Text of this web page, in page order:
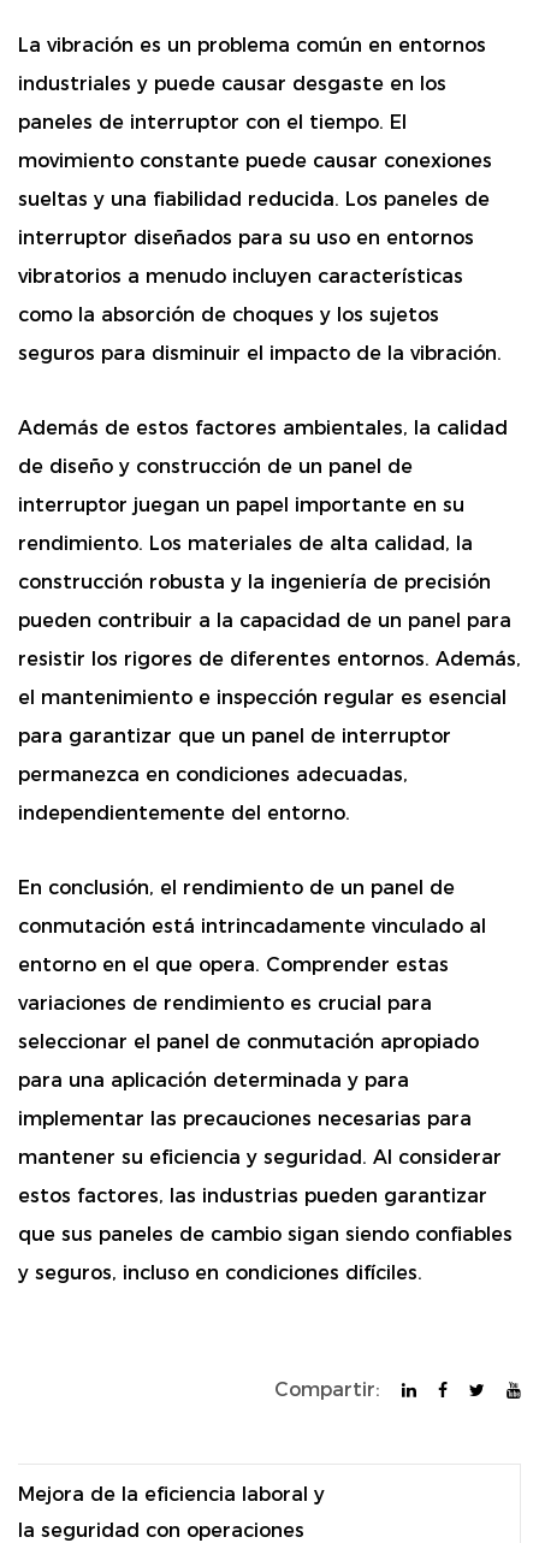
La vibración es un problema común en entornos
industriales y puede causar desgaste en los
paneles de interruptor con el tiempo. El
movimiento constante puede causar conexiones
sueltas y una fiabilidad reducida. Los paneles de
interruptor diseñados para su uso en entornos
vibratorios a menudo incluyen características
como la absorción de choques y los sujetos
seguros para disminuir el impacto de la vibración.
Además de estos factores ambientales, la calidad
de diseño y construcción de un panel de
interruptor juegan un papel importante en su
rendimiento. Los materiales de alta calidad, la
construcción robusta y la ingeniería de precisión
pueden contribuir a la capacidad de un panel para
resistir los rigores de diferentes entornos. Además,
el mantenimiento e inspección regular es esencial
para garantizar que un panel de interruptor
permanezca en condiciones adecuadas,
independientemente del entorno.
En conclusión, el rendimiento de un panel de
conmutación está intrincadamente vinculado al
entorno en el que opera. Comprender estas
variaciones de rendimiento es crucial para
seleccionar el panel de conmutación apropiado
para una aplicación determinada y para
implementar las precauciones necesarias para
mantener su eficiencia y seguridad. Al considerar
estos factores, las industrias pueden garantizar
que sus paneles de cambio sigan siendo confiables
y seguros, incluso en condiciones difíciles.
Compartir:
Mejora de la eficiencia laboral y
la seguridad con operaciones